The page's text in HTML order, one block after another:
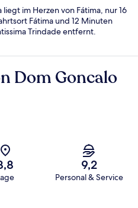
im Herzen von Fátima, nur 16
Fátima und 12 Minuten
Trindade entfernt.
Dom Goncalo
9,2
Personal & Service